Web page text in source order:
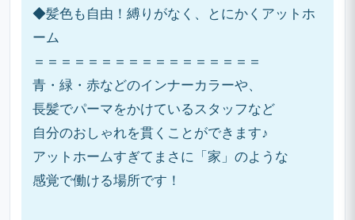
◆髪色も自由！縛りがなく、とにかくアットホ
ーム
＝＝＝＝＝＝＝＝＝＝＝＝＝＝＝＝＝
青・緑・赤などのインナーカラーや、
長髪でパーマをかけているスタッフなど
自分のおしゃれを貫くことができます♪
アットホームすぎてまさに「家」のような
感覚で働ける場所です！